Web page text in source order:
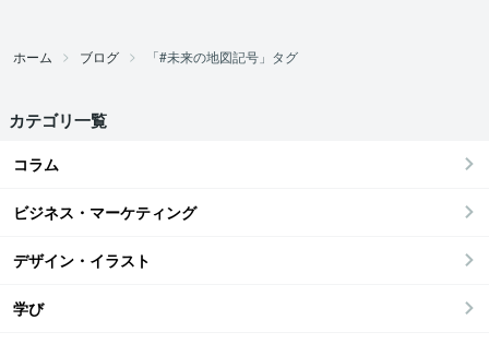
ホーム ブログ 「#未来の地図記号」タグ
カテゴリ一覧
コラム
ビジネス・マーケティング
デザイン・イラスト
学び